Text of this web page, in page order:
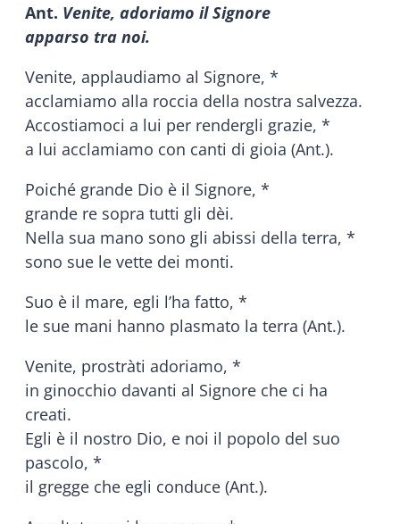
Ant. Venite, adoriamo il Signore
apparso tra noi.
Venite, applaudiamo al Signore, *
acclamiamo alla roccia della nostra salvezza.
Accostiamoci a lui per rendergli grazie, *
a lui acclamiamo con canti di gioia (Ant.).
Poiché grande Dio è il Signore, *
grande re sopra tutti gli dèi.
Nella sua mano sono gli abissi della terra, *
sono sue le vette dei monti.
Suo è il mare, egli l’ha fatto, *
le sue mani hanno plasmato la terra (Ant.).
Venite, prostràti adoriamo, *
in ginocchio davanti al Signore che ci ha
creati.
Egli è il nostro Dio, e noi il popolo del suo
pascolo, *
il gregge che egli conduce (Ant.).